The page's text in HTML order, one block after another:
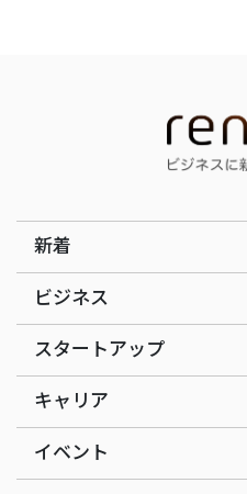
選んだのは就活ではなく学
生起業家の道｜合同会社ド
ルフィン 木下銀次郎さん
インタビュー
現場の改善アイデアを、AI
で資産に変える｜株式会社
ゲンテイ 元堤晴香さん
新着
ビジネス
スタートアップ
キャリア
イベント